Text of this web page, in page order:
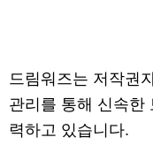
드림워즈는 저작권
관리를 통해 신속한
력하고 있습니다.